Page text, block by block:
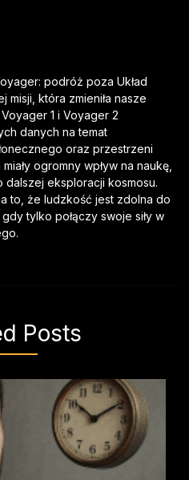
podróż poza Układ
misji, która zmieniła nasze
1 i Voyager 2
danych na temat
oraz przestrzeni
ogromny wpływ na naukę,
eksploracji kosmosu.
to, że ludzkość jest zdolna do
tylko połączy swoje siły w
Posts